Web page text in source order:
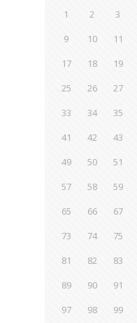
1 2 3
9
10 11
17
18 19
25
26 27
33
34 35
41
42 43
49
50 51
57
58 59
65
66 67
73
74 75
81
82 83
89
90 91
97
98 99